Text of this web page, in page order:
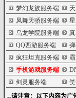
梦幻龙族服务端
凤舞天骄服务端
乌龙学院服务端
QQ西游服务端
疯狂坦克服务端
手机游戏服务端
剑灵服务端